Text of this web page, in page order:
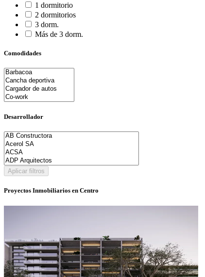
1 dormitorio
2 dormitorios
3 dorm.
Más de 3 dorm.
Comodidades
Desarrollador
Aplicar filtros
Proyectos Inmobiliarios en Centro